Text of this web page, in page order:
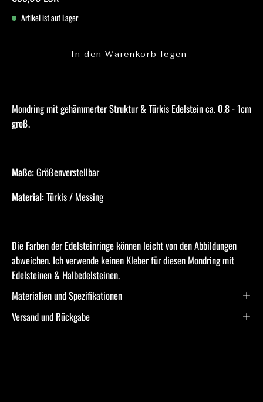
Artikel ist auf Lager
In den Warenkorb legen
Mondring mitgehämmerter Struktur & Türkis Edelstein ca. 0.8 - 1cm
groß.
Maße:Größenverstellbar
Material:Türkis/ Messing
Die Farben der Edelsteinringe können leicht von den Abbildungen
abweichen. Ich verwende keinen Kleber für diesen Mondring mit
Edelsteinen & Halbedelsteinen.
Materialien und Spezifikationen
Versand und Rückgabe